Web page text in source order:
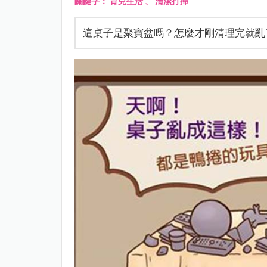
這桌子是聚寶盆嗎？怎麼才剛清理完就